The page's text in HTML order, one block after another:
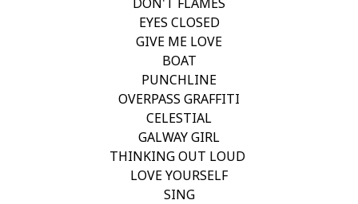
DON'T FLAMES
EYES CLOSED
GIVE ME LOVE
BOAT
PUNCHLINE
OVERPASS GRAFFITI
CELESTIAL
GALWAY GIRL
THINKING OUT LOUD
LOVE YOURSELF
SING